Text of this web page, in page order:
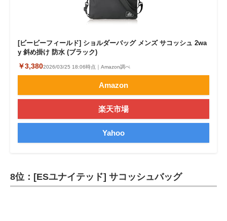
[ビービーフィールド] ショルダーバッグ メンズ サコッシュ 2wa
y 斜め掛け 防水 (ブラック)
￥3,3802026/03/25 18:06時点｜Amazon調べ
Amazon
楽天市場
Yahoo
8位：[ESユナイテッド] サコッシュバッグ